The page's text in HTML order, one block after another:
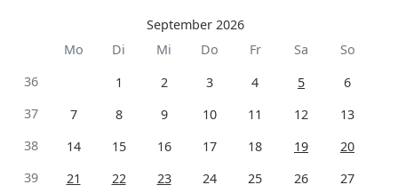
September 2026
Mo
Di Mi Do Fr Sa
So
36
1 2 3 4 5
6
37
7 8 9 10 11 12
13
38
14 15 16 17 18 19
20
39
21 22 23 24 25 26
27